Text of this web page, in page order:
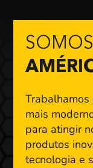
mais
para atingir
produtos
tecnologia e